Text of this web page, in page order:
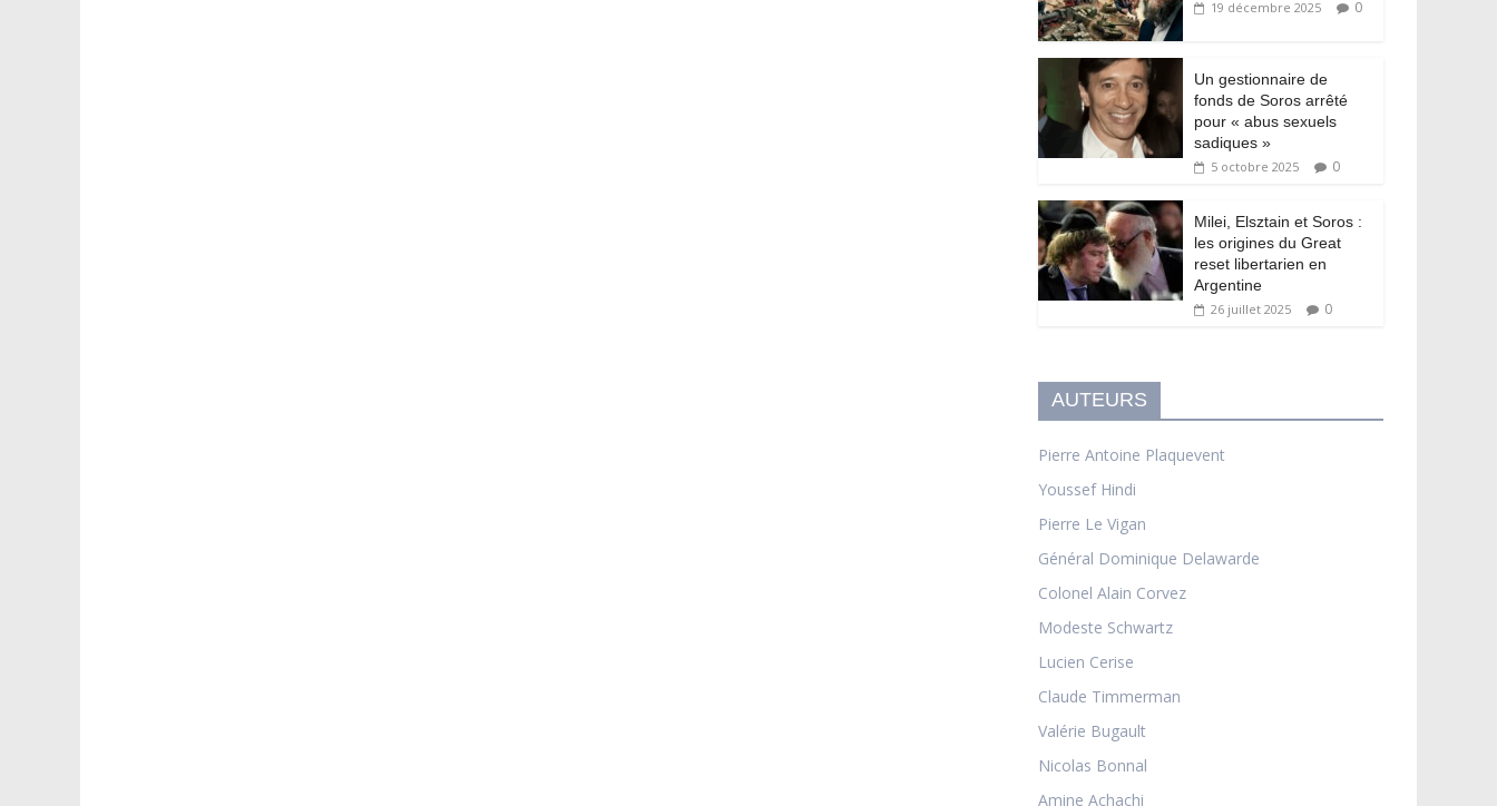
19 décembre 2025 0
Un gestionnaire de
fonds de Soros arrêté
pour « abus sexuels
sadiques »
5 octobre 2025 0
Milei, Elsztain et Soros :
les origines du Great
reset libertarien en
Argentine
26 juillet 2025 0
AUTEURS
Pierre Antoine Plaquevent
Youssef Hindi
Pierre Le Vigan
Général Dominique Delawarde
Colonel Alain Corvez
Modeste Schwartz
Lucien Cerise
Claude Timmerman
Valérie Bugault
Nicolas Bonnal
Amine Achachi